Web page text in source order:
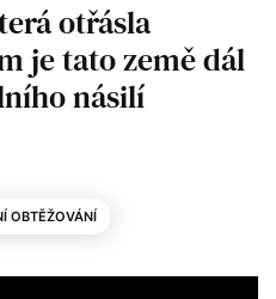
otřásla
je tato země dál
násilí
OBTĚŽOVÁNÍ